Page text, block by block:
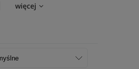
więcej